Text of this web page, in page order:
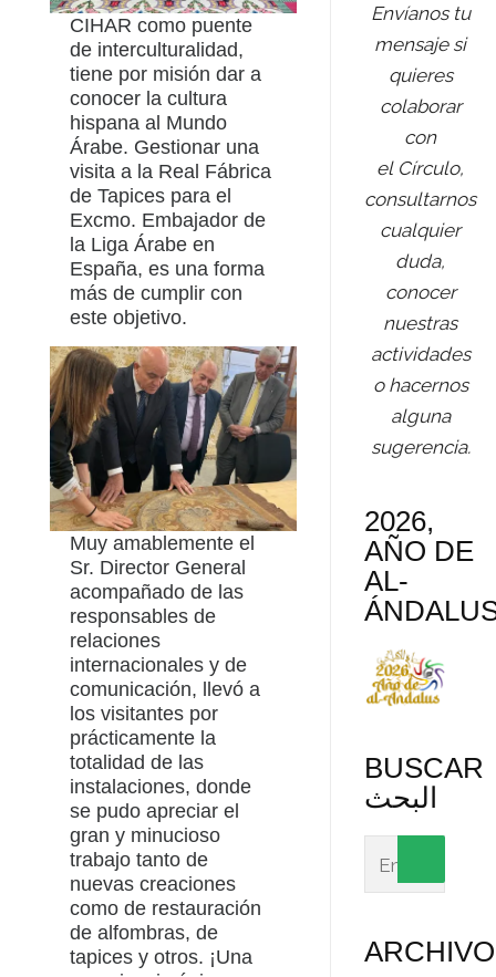
CIHAR como puente
de interculturalidad,
tiene por misión dar a
conocer la cultura
hispana al Mundo
Árabe. Gestionar una
visita a la Real Fábrica
de Tapices para el
Excmo. Embajador de
la Liga Árabe en
España, es una forma
más de cumplir con
este objetivo.
Muy amablemente el
Sr. Director General
acompañado de las
responsables de
relaciones
internacionales y de
comunicación, llevó a
los visitantes por
prácticamente la
totalidad de las
instalaciones, donde
se pudo apreciar el
gran y minucioso
trabajo tanto de
nuevas creaciones
como de restauración
de alfombras, de
tapices y otros. ¡Una
Envíanos tu
mensaje si
quieres
colaborar
con
el Círculo,
consultarnos
cualquier
duda,
conocer
nuestras
actividades
o hacernos
alguna
sugerencia.
2026,
AÑO DE
AL-
BUSCAR
البحث